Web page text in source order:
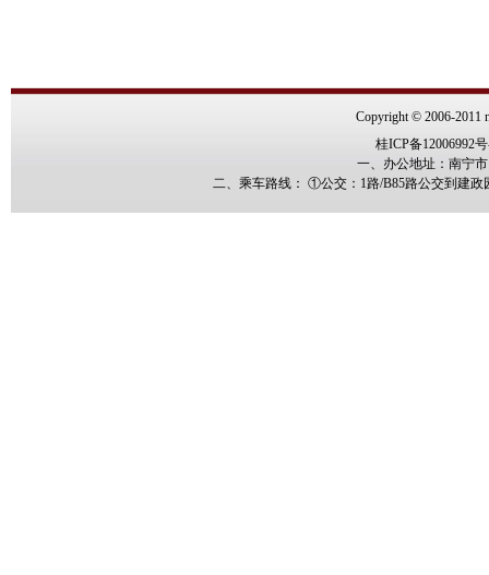
Copyright © 2006-2011
桂ICP备12006992
一、办公地址：南宁
二、乘车路线： ①公交：1路/B85路公交到建